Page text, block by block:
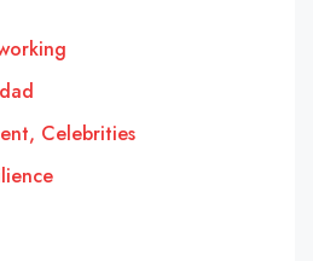
Celebrities